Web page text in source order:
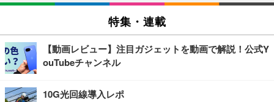
特集・連載
【動画レビュー】注目ガジェットを動画で解説！公式Y
ouTubeチャンネル
10G光回線導入レポ